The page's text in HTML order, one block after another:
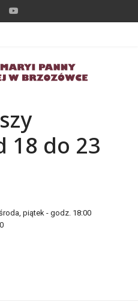
18 do 23
piątek - godz. 18:00